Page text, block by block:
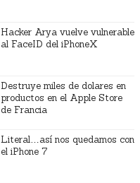
Hacker Arya vuelve vulnerable
al FaceID del iPhoneX
Destruye miles de dolares en
productos en el Apple Store
de Francia
Literal…así nos quedamos con
el iPhone 7